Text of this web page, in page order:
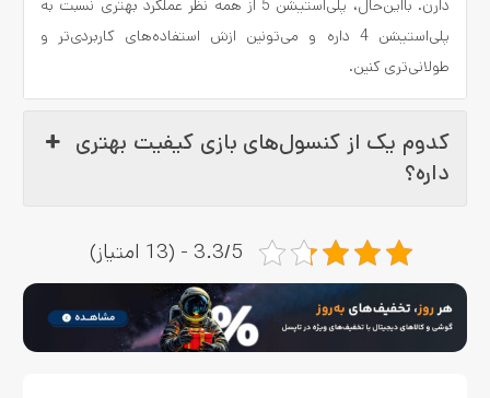
دارن. بااین‌حال، پلی‌استیشن 5 از همه نظر عملکرد بهتری نسبت به
پلی‌استیشن 4 داره و می‌تونین ازش استفاده‌های کاربردی‌تر و
طولانی‌تری کنین.
کدوم یک از کنسول‌های بازی کیفیت بهتری
داره؟
3.3/5 - (13 امتیاز)